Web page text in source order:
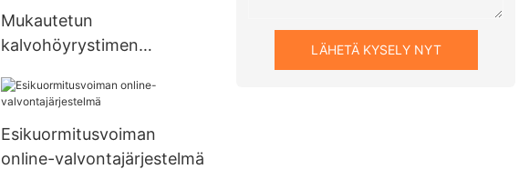
valmistaja | Zhanghua
Mukautetun
kalvohöyrystimen
Zhanghua
Esikuormitusvoiman
online-valvontajärjestelmä
LÄHETÄ KYSELY NYT